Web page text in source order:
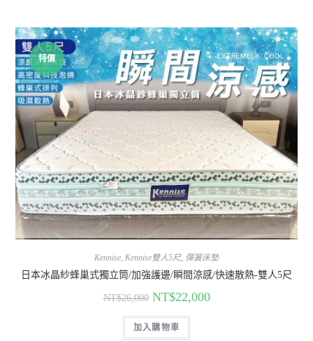
特價
Kennise, Kennise雙人5尺, 彈簧床墊
日本冰晶紗蜂巢式獨立筒/加強護邊/瞬間涼感/快速散熱-雙人5尺
NT$26,000 NT$22,000
加入購物車